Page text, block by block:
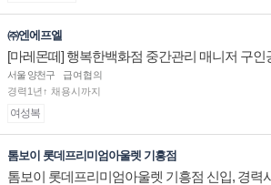
㈜엔에프엘
[마레몬떼] 행복한백화점 중간관리 매니저 구인
서울 양천구
급여협의
경력1년↑ 채용시까지
여성복
톰보이 롯데프리미엄아울렛 기흥점
톰보이 롯데프리미엄아울렛 기흥점 신입, 경력